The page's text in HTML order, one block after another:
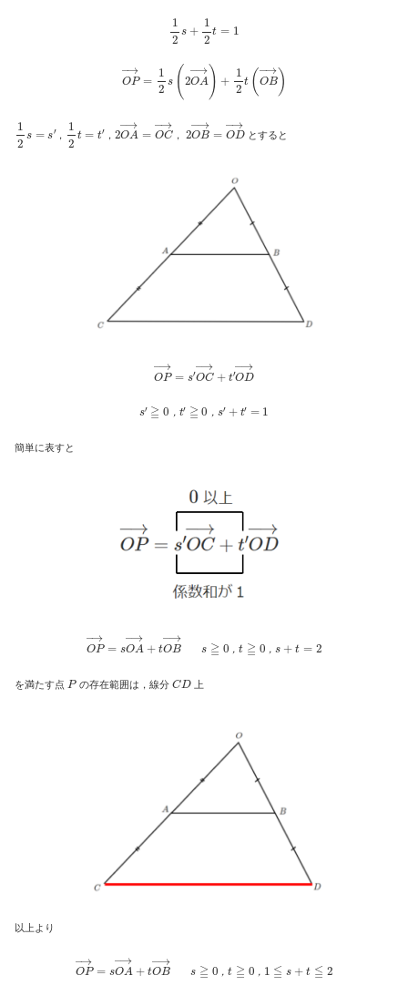
12 + 2t =
OP→ 1 (2OA→ + 2t (OB→)
12 ， 12 t ， 2OA =OC →
， 2OB→ =OD →
とすると
OP→ s′OC +t′OD
， ，
′≧0 ， ≧0，s ′= 1
簡単に表すと
OP→ sOA +tOB ≧ ， ≧ 0，s
を満たす点 Pの存在範囲は，線分 CD 上
以上より
OP→ sOA → +tOB ≧0 ， ≧ 0，1 ≦s +t